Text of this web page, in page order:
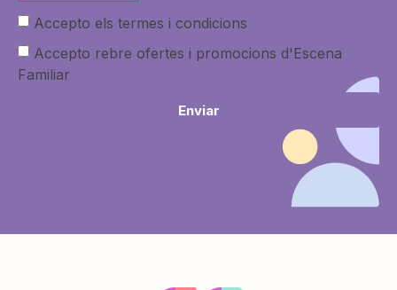
Accepto els termes i condicions
Accepto rebre ofertes i promocions d'Escena
Familiar
Enviar